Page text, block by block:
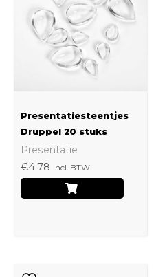
Presentatiesteentjes
Druppel 20 stuks
Presentatie
€4.78 Incl. BTW